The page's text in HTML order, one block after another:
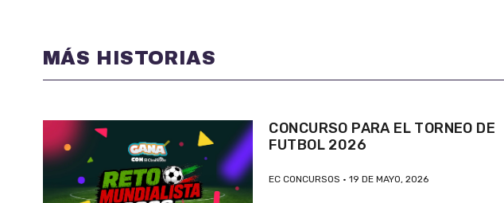
MÁS HISTORIAS
CONCURSO PARA EL TORNEO DE
FUTBOL 2026
EC CONCURSOS 19 DE MAYO, 2026